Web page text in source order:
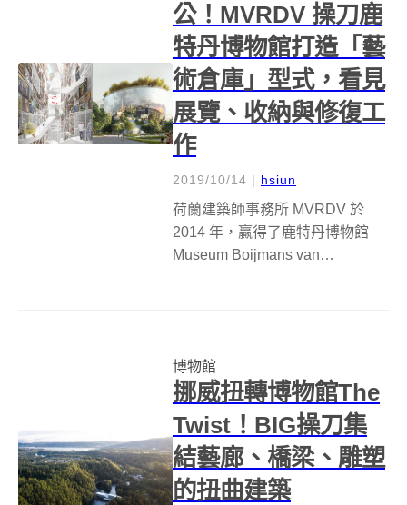
公！MVRDV 操刀鹿
特丹博物館打造「藝
術倉庫」型式，看見
展覽、收納與修復工
作
2019/10/14 | hsiun
荷蘭建築師事務所 MVRDV 於
2014 年，贏得了鹿特丹博物館
Museum Boijmans van
博物館
挪威扭轉博物館The
Twist！BIG操刀集
結藝廊、橋梁、雕塑
的扭曲建築